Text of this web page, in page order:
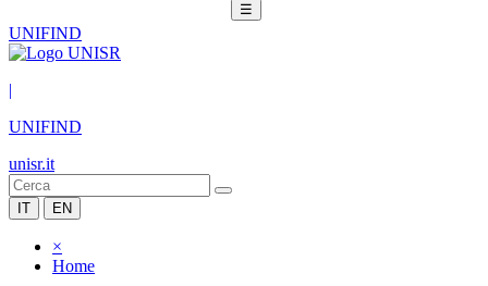
☰
UNIFIND
|
UNIFIND
unisr.it
IT EN
×
Home